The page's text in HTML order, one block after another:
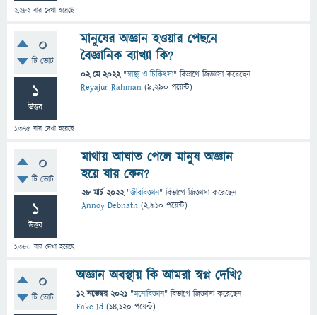
2,282বার দেখা হয়েছে
0
টি ভোট
1
উত্তর
1,375 বার দেখা হয়েছে
মানুষের অজ্ঞান হওয়ার পেছনে
বৈজ্ঞানিক ব্যাখ্যা কি?
02 মে 2022 "স্বাস্থ্য ও চিকিৎসা" বিভাগে জিজ্ঞাসাকরেছেন
Reyajur Rahman (9,290 পয়েন্ট)
0
টি ভোট
1
উত্তর
1,380 বার দেখা হয়েছে
মাথায় আঘাত পেলে মানুষ অজ্ঞান
হয়ে যায় কেন?
28 মার্চ 2022 "জীববিজ্ঞান" বিভাগে জিজ্ঞাসাকরেছেন
Annoy Debnath (2,910 পয়েন্ট)
0
টি ভোট
অজ্ঞান অবস্থায় কি আমরা স্বপ্ন দেখি?
12 নভেম্বর 2021 "মনোবিজ্ঞান" বিভাগে জিজ্ঞাসাকরেছেন
Fake Id (14,120 পয়েন্ট)